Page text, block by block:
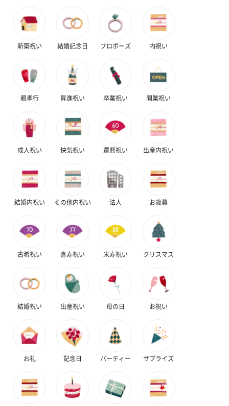
アールグレイ（HAPPY
（660円）
アールグレイティー
スイーツを同梱してお届けいたします。ギフトへの＋αにおすすめ
です。
ゼリーバウム カット
円）
麦わらパンダバウム
新築祝い 結婚記念日 プロポーズ 内祝い
親孝行 昇進祝い 卒業祝い 開業祝い
成人祝い 快気祝い 還暦祝い 出産内祝い
結婚内祝い その他内祝い 法人 お歳暮
古希祝い 喜寿祝い 米寿祝い クリスマス
結婚祝い 出産祝い 母の日 お祝い
お礼 記念日 パーティー サプライズ